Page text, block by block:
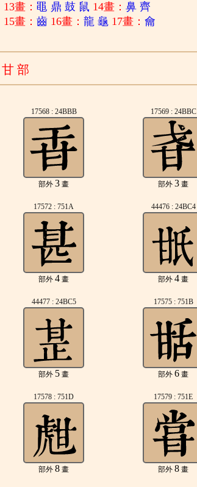
13畫：黽 鼎 鼓 鼠 14畫：鼻 齊
15畫：齒 16畫：龍 龜 17畫：龠
甘 部
17568 : 24BBB
部外3 畫
17569 : 24BBC
部外3 畫
17572 : 751A
部外4 畫
44476 : 24BC4
部外4 畫
44477 : 24BC5
部外 5 畫
17575 : 751B
部外6 畫
17578 : 751D
部外8 畫
17579 : 751E
部外8 畫